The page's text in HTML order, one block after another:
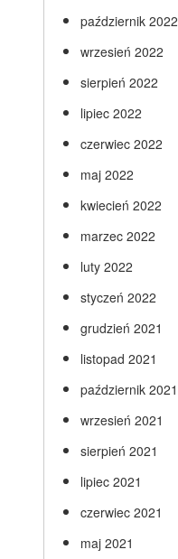
październik 2022
wrzesień 2022
sierpień 2022
lipiec 2022
czerwiec 2022
maj 2022
kwiecień 2022
marzec 2022
luty 2022
styczeń 2022
grudzień 2021
listopad 2021
październik 2021
wrzesień 2021
sierpień 2021
lipiec 2021
czerwiec 2021
maj 2021